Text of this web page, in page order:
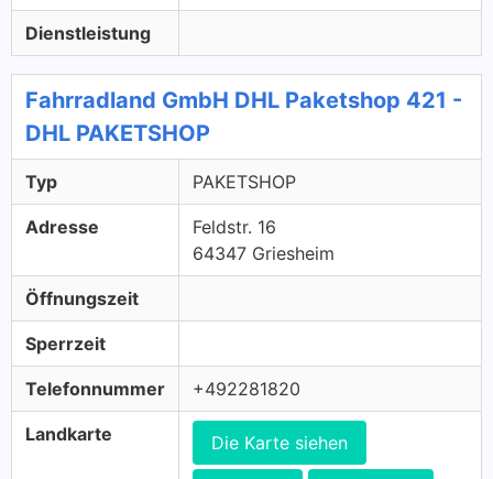
Dienstleistung
Fahrradland GmbH DHL Paketshop 421 -
DHL PAKETSHOP
Typ PAKETSHOP
Adresse
Feldstr. 16
64347 Griesheim
Öffnungszeit
Sperrzeit
Telefonnummer +492281820
Landkarte Die Karte siehen